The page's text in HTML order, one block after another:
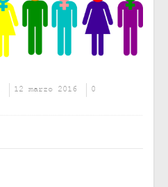
12 marzo 2016
0